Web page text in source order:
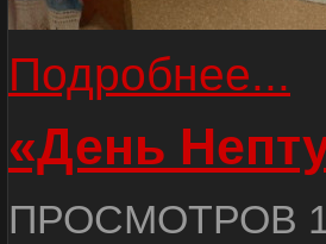
Подробнее...
«День
ПРОСМОТРОВ